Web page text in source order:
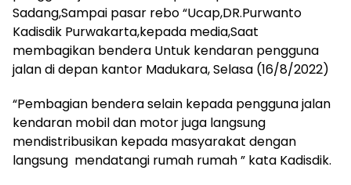
Sadang,Sampai pasar rebo “Ucap,DR.Purwanto
Kadisdik Purwakarta,kepada media,Saat
membagikan bendera Untuk kendaran pengguna
jalan di depan kantor Madukara, Selasa (16/8/2022)
“Pembagian bendera selain kepada pengguna jalan
kendaran mobil dan motor juga langsung
mendistribusikan kepada masyarakat dengan
langsung mendatangi rumah rumah ” kata Kadisdik.